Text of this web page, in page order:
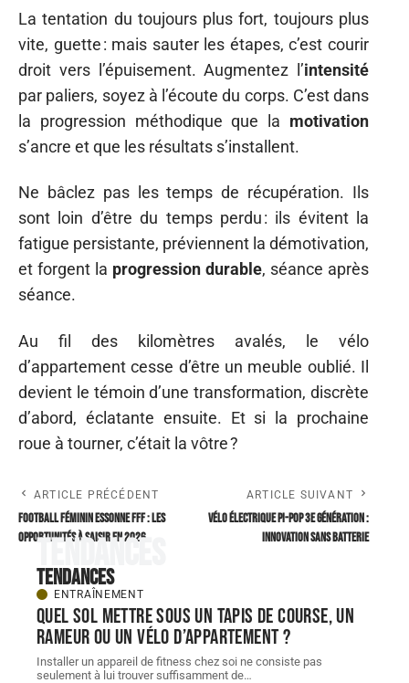
La tentation du toujours plus fort, toujours plus
vite, guette : mais sauter les étapes, c’est courir
droit vers l’épuisement. Augmentez l’intensité
par paliers, soyez à l’écoute du corps. C’est dans
la progression méthodique que la motivation
s’ancre et que les résultats s’installent.
Ne bâclez pas les temps de récupération. Ils
sont loin d’être du temps perdu : ils évitent la
fatigue persistante, préviennent la démotivation,
et forgent la progression durable, séance après
séance.
Au fil des kilomètres avalés, le vélo
d’appartement cesse d’être un meuble oublié. Il
devient le témoin d’une transformation, discrète
d’abord, éclatante ensuite. Et si la prochaine
roue à tourner, c’était la vôtre ?
ARTICLE PRÉCÉDENT
Football féminin ESSONNE FFF : les
opportunités à saisir en 2026
ARTICLE SUIVANT
Vélo électrique PI-POP 3e génération :
innovation sans batterie
Tendances
Tendances
ENTRAÎNEMENT
Quel sol mettre sous un tapis de course, un
rameur ou un vélo d’appartement ?
Installer un appareil de fitness chez soi ne consiste pas
seulement à lui trouver suffisamment de…